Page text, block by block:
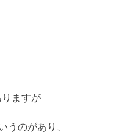
ますが
うのがあり、